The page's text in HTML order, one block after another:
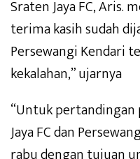
Sraten Jaya FC, Aris.
terima kasih sudah
Persewangi Kendari
kekalahan,” ujarnya
“Untuk pertandingan
Jaya FC dan